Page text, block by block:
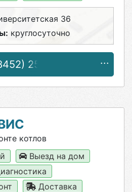
36
круглосуточно
25-89-69
котлов
Выезд на дом
Доставка